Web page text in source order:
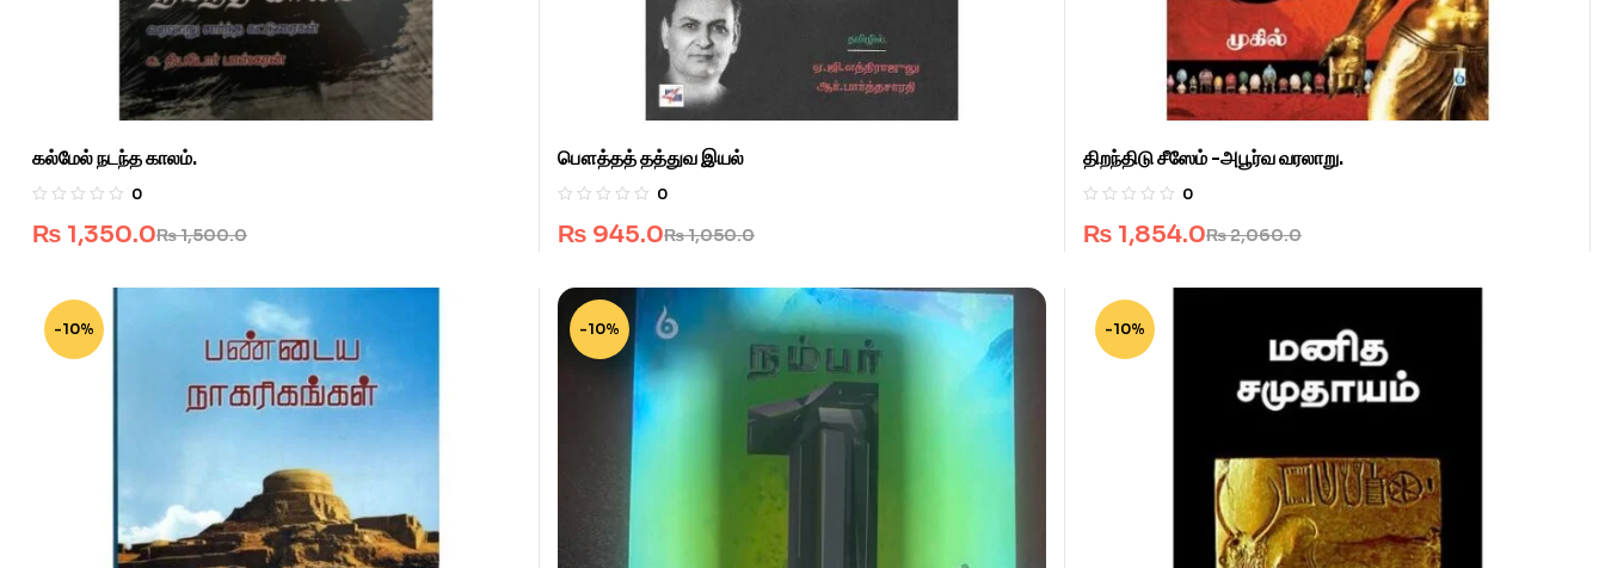
கல்மேல் நடந்த காலம்.
0
₨1,500.0
₨ 1,350.0
பௌத்தத் தத்துவ இயல்
0
₨1,050.0
₨ 945.0
திறந்திடு சீஸேம் -அபூர்வ வரலாறு.
0
₨2,060.0
₨ 1,854.0
-10% -10% -10%